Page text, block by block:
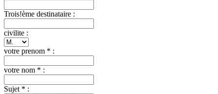
Trois!ème destinataire :
civilite :
votre prenom * :
votre nom * :
Sujet * :